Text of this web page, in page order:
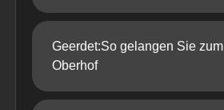
Geerdet:So gelangen Sie zum
Oberhof